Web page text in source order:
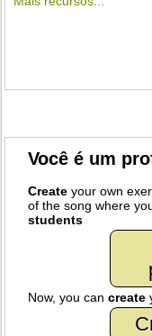
Você é um
Create your own
of the song where
students
Now, you cancreate